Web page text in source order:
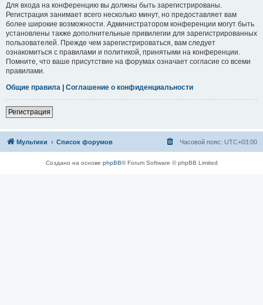
Для входа на конференцию вы должны быть зарегистрированы.
Регистрация занимает всего несколько минут, но предоставляет вам
более широкие возможности. Администратором конференции могут быть
установлены также дополнительные привилегии для зарегистрированных
пользователей. Прежде чем зарегистрироваться, вам следует
ознакомиться с правилами и политикой, принятыми на конференции.
Помните, что ваше присутствие на форумах означает согласие со всеми
правилами.
Общие правила | Соглашение о конфиденциальности
Регистрация
Мультики Список форумов Часовой пояс: UTC+03:00
Создано на основе phpBB® Forum Software © phpBB Limited